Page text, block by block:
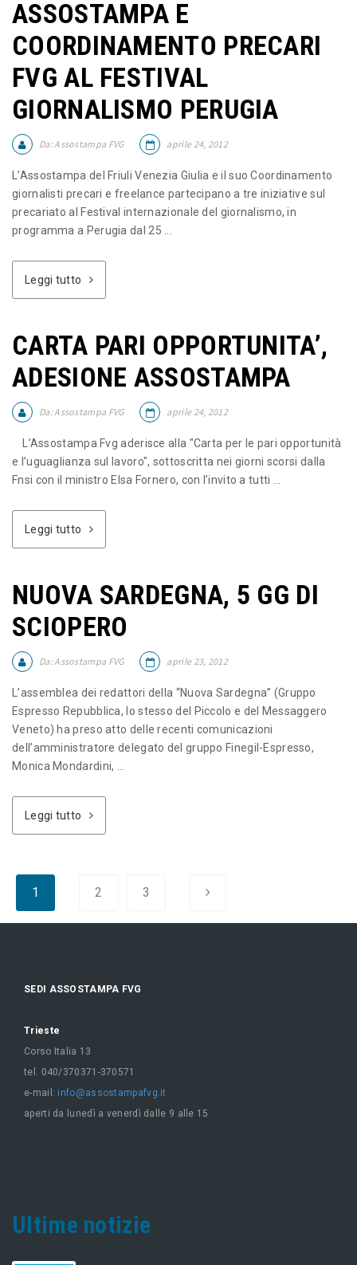
ASSOSTAMPA E
COORDINAMENTO PRECARI
FVG AL FESTIVAL
GIORNALISMO PERUGIA
Da:Assostampa FVG aprile 24, 2012
L’Assostampa del Friuli Venezia Giulia e il suo Coordinamento
giornalisti precari e freelance partecipano a tre iniziative sul
precariato al Festival internazionale del giornalismo, in
programma a Perugia dal 25 ...
Leggi tutto
CARTA PARI OPPORTUNITA’,
ADESIONE ASSOSTAMPA
Da:Assostampa FVG aprile 24, 2012
L’Assostampa Fvg aderisce alla "Carta per le pari opportunità
e l’uguaglianza sul lavoro", sottoscritta nei giorni scorsi dalla
Fnsi con il ministro Elsa Fornero, con l’invito a tutti ...
Leggi tutto
NUOVA SARDEGNA, 5 GG DI
SCIOPERO
Da:Assostampa FVG aprile 23, 2012
L’assemblea dei redattori della “Nuova Sardegna” (Gruppo
Espresso Repubblica, lo stesso del Piccolo e del Messaggero
Veneto) ha preso atto delle recenti comunicazioni
dell’amministratore delegato del gruppo Finegil-Espresso,
Monica Mondardini, ...
Leggi tutto
1 2 3
SEDI ASSOSTAMPA FVG
Trieste
Corso Italia 13
tel. 040/370371-370571
e-mail: info@assostampafvg.it
aperti da lunedì a venerdì dalle 9 alle 15
Ultime notizie